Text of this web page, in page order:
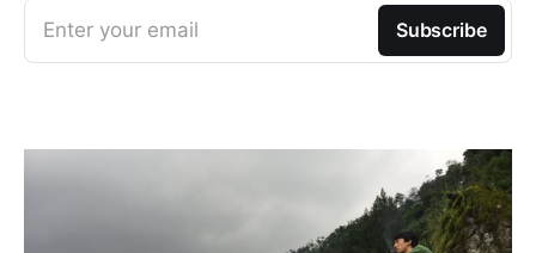
Enter your email Subscribe